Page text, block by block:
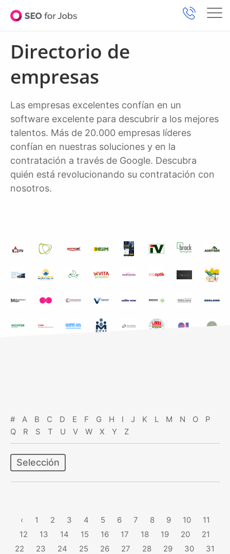
Directorio de
empresas
Las empresas excelentes confían en un
software excelente para descubrir a los mejores
talentos. Más de 20.000 empresas líderes
confían en nuestras soluciones y en la
contratación a través de Google. Descubra
quién está revolucionando su contratación con
nosotros.
# A B C D E F G H I J K L M N O
P
Q
R S T U V W X Y Z
Selección
‹ 1 2 3 4 5 6 7 8 9 10
11
12
13 14 15 16 17 18 19 20
21
22
23 24 25 26 27 28 29 30
31